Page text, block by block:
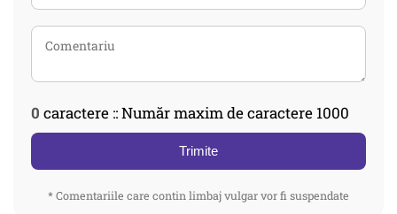
0 caractere :: Număr maxim de caractere 1000
Trimite
* Comentariile care contin limbaj vulgar vor fi suspendate